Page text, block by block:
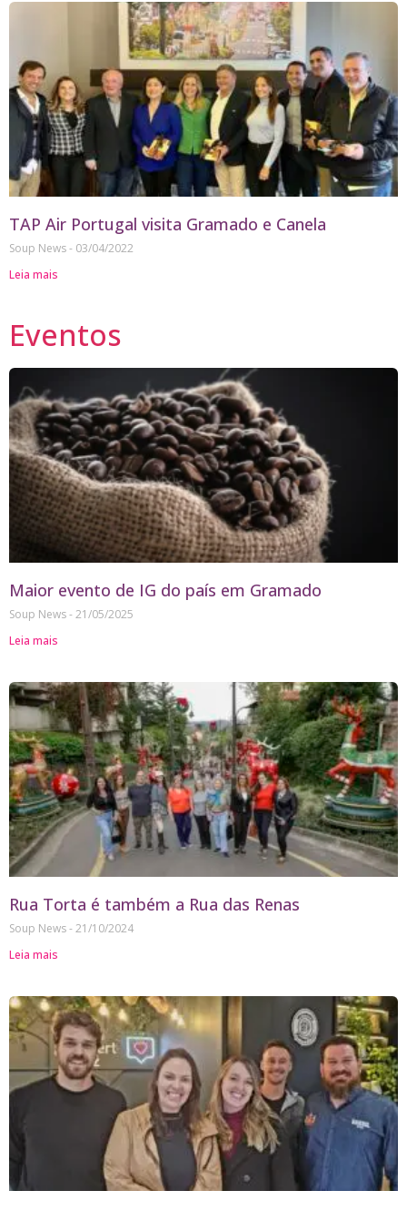
TAP Air Portugal visita Gramado e Canela
Soup News
03/04/2022
Leia mais
Eventos
Maior evento de IG do país em Gramado
Soup News 21/05/2025
Leia mais
Rua Torta é também a Rua das Renas
Soup News 21/10/2024
Leia mais